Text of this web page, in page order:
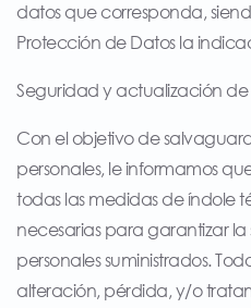
datos que corresponda,
Protección de Datos la
Seguridad y actualización de
Con el objetivo de
personales, le informamos
todas las medidas de índole
necesarias para garantizar
personales suministrados.
alteración, pérdida, y/o